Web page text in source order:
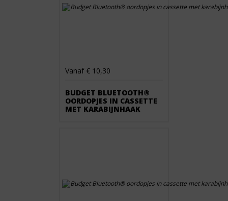
Vanaf € 10,30
BUDGET BLUETOOTH®
OORDOPJES IN CASSETTE
MET KARABIJNHAAK